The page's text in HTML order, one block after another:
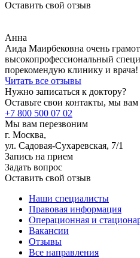
Оставить свой отзыв
Анна
Аида Маирбековна очень
высокопрофессиональный
порекомендую клинику и врача!
Читать все отзывы
Нужно записаться к доктору?
Оставьте свои контакты, мы
+7 800 500 07 02
Мы вам перезвоним
г. Москва,
ул. Садовая-Сухаревская, 7/1
Запись на прием
Задать вопрос
Оставить свой отзыв
Наши специалисты
Правовая информация
Операционная и
Вакансии
Отзывы
Все направления